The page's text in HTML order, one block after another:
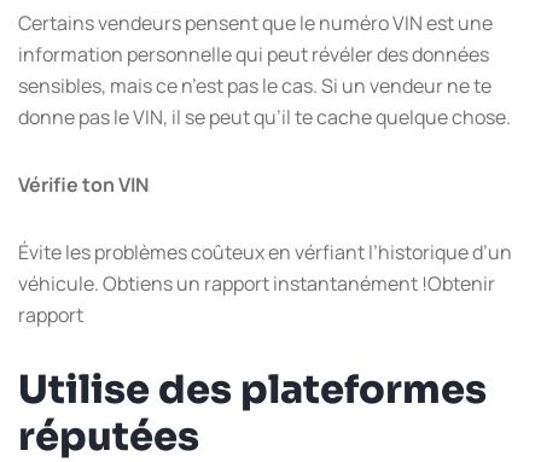
Certains vendeurs pensent que le numéro VIN est une
information personnelle qui peut révéler des données
sensibles, mais ce n’est pas le cas. Si un vendeur ne te
donne pas le VIN, il se peut qu’il te cache quelque chose.
Vérifie ton VIN
Évite les problèmes coûteux en vérfiant l’historique d’un
véhicule. Obtiens un rapport instantanément !Obtenir
rapport
Utilise des plateformes
réputées